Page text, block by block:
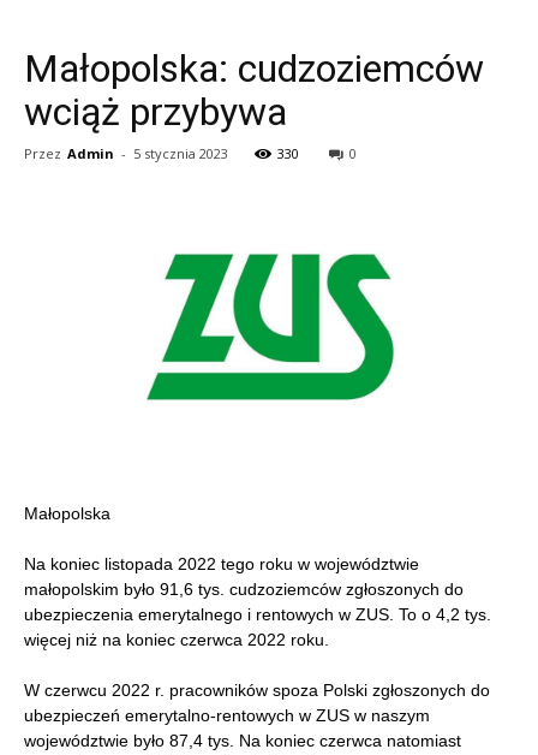
Małopolska: cudzoziemców
wciąż przybywa
Przez Admin - 5 stycznia 2023 330 0
Małopolska
Na koniec listopada 2022 tego roku w województwie
małopolskim było 91,6 tys. cudzoziemców zgłoszonych do
ubezpieczenia emerytalnego i rentowych w ZUS. To o 4,2 tys.
więcej niż na koniec czerwca 2022 roku.
W czerwcu 2022 r. pracowników spoza Polski zgłoszonych do
ubezpieczeń emerytalno-rentowych w ZUS w naszym
województwie było 87,4 tys. Na koniec czerwca natomiast